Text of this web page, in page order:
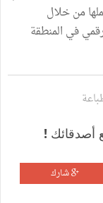
من خلال
في المنطقة
أصدقائك !
شارك